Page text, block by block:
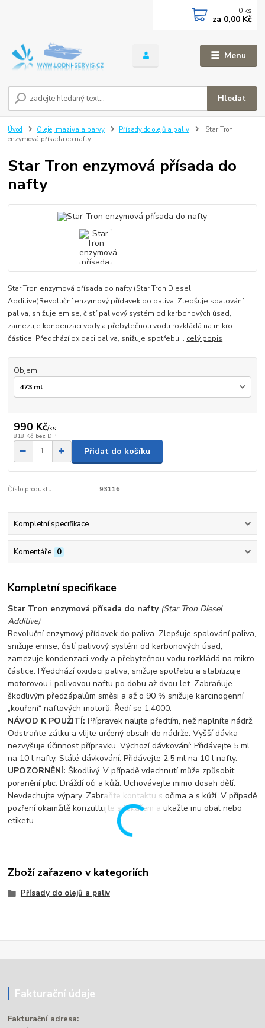
Menu
Hledat
0 ks
za 0,00 Kč
Úvod Oleje, maziva a barvy Přísady do olejů a paliv
Star Tron
enzymová přísada do nafty
Star Tron enzymová přísada do
nafty
Star Tron enzymová přísada do nafty (Star Tron Diesel
Additive)Revoluční enzymový přídavek do paliva. Zlepšuje spalování
paliva, snižuje emise, čistí palivový systém od karbonových úsad,
zamezuje kondenzaci vody a přebytečnou vodu rozkládá na mikro
částice. Předchází oxidaci paliva, snižuje spotřebu... celý popis
Objem
990 Kč/ks
818 Kč bez DPH
Přidat do košíku
Číslo produktu: 93116
Kompletní specifikace
Komentáře 0
Kompletní specifikace
Star Tron enzymová přísada do nafty(Star Tron Diesel
Additive)
Revoluční enzymový přídavek do paliva. Zlepšuje spalování paliva,
snižuje emise, čistí palivový systém od karbonových úsad,
zamezuje kondenzaci vody a přebytečnou vodu rozkládá na mikro
částice. Předchází oxidaci paliva, snižuje spotřebu a stabilizuje
motorovou i palivovou naftu po dobu až dvou let. Zabraňuje
škodlivým předzápalům směsi a až o 90 % snižuje karcinogenní
„kouření“ naftových motorů. Ředí se 1:4000.
NÁVOD K POUŽITÍ:Přípravek nalijte předtím, než naplníte nádrž.
Odstraňte zátku a vlijte určený obsah do nádrže. Vyšší dávka
nezvyšuje účinnost přípravku. Výchozí dávkování: Přidávejte 5 ml
na 10 l nafty. Stálé dávkování: Přidávejte 2,5 ml na 10 l nafty.
UPOZORNĚNÍ:Škodlivý. V případě vdechnutí může způsobit
poranění plic. Dráždí oči a kůži. Uchovávejte mimo dosah dětí.
Nevdechujte výpary. Zabraňte kontaktu s očima a s kůží. V případě
pozření okamžitě konzultujte s lékařem a ukažte mu obal nebo
etiketu.
Zboží zařazeno v kategoriích
Přísady do olejů a paliv
Fakturační údaje
Fakturační adresa: